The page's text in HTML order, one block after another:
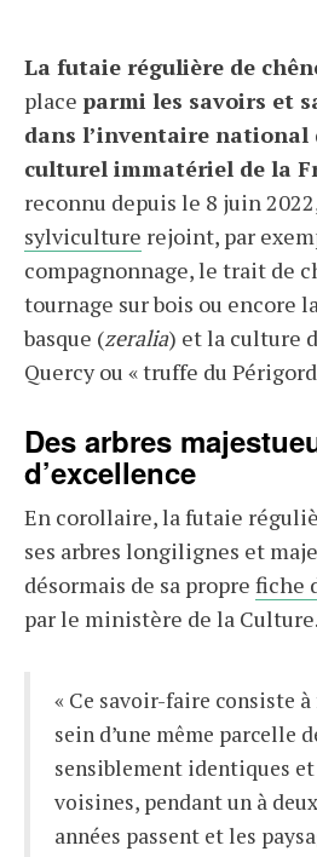
La futaie régulière de
place parmi les savoirs et
dans l’inventaire
culturel immatériel de la
reconnu depuis le 8 juin
sylviculture rejoint, par
compagnonnage, le trait de
tournage sur bois ou encore
basque (zeralia) et la culture
Quercy ou « truffe du
Des arbres
d’excellence
En corollaire, la futaie
ses arbres longilignes et
désormais de sa propre fiche
par le ministère de la Culture.
« Ce savoir-faire consiste
sein d’une même parcelle
sensiblement identiques
voisines, pendant un à
années passent et les